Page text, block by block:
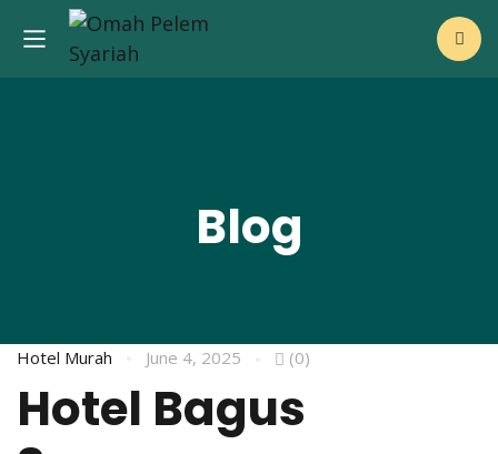
Blog
Hotel Murah June 4, 2025 (0)
Hotel Bagus